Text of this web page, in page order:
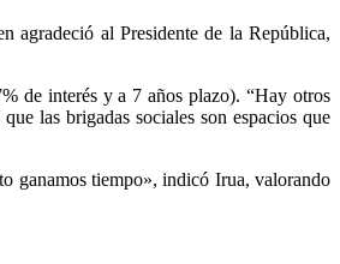
agradeció al Presidente de la República,
de interés y a 7 años plazo). “Hay otros
las brigadas sociales son espacios que
ganamos tiempo», indicó Irua, valorando